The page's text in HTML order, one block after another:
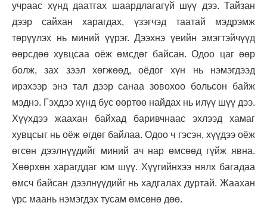
учраас хүнд даатгах шаардлагагүй шүү дээ. Тайзан
дээр сайхан харагдах, үзэгчэд таатай мэдрэмж
төрүүлэх нь миний үүрэг. Дээхнэ үеийн эмэгтэйчүүд
өөрсдөө хувцсаа оёж өмсдөг байсан. Одоо цаг өөр
болж, зах зээл хөгжөөд, оёдог хүн нь нэмэгдээд
ирэхээр энэ тал дээр санаа зовохоо больсон байж
мэднэ. Гэхдээ хүнд бус өөртөө найдах нь илүү шүү дээ.
Хүүхдээ жаахан байхад баривчнаас эхлээд хамаг
хувцсыг нь оёж өгдөг байлаа. Одоо ч гэсэн, хүүдээ оёж
өгсөн дээлнүүдийг миний ач нар өмсөөд гүйж явна.
Хөөрхөн харагддаг юм шүү. Хүүгийнхээ нялх багадаа
өмсч байсан дээлнүүдийг нь хадгалах дуртай. Жаахан
үрс маань нэмэгдэх тусам өмсөнө дөө.